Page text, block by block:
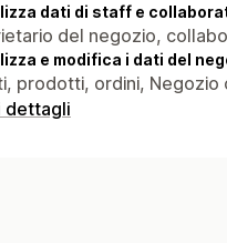
dati di staff e
del negozio,
e modifica i dati del
prodotti, ordini, Negozio
dettagli